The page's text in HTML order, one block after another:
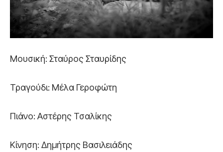
Μουσική: Σταύρος Σταυρίδης
Τραγούδι: Μέλα Γεροφώτη
Πιάνο: Αστέρης Τσαλίκης
Κίνηση: Δημήτρης Βασιλειάδης